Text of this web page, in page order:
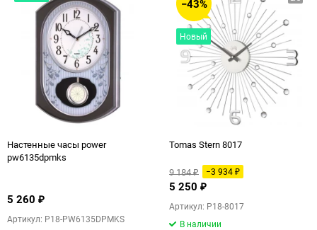
Настенные часы power
pw6135dpmks
5 260 ₽
Артикул: P18-PW6135DPMKS
−43%
Новый
Tomas Stern 8017
9 184₽ −3 934 ₽
5 250 ₽
Артикул: P18-8017
В наличии